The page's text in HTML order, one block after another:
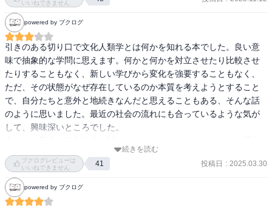
いいねできません
powered by ブクログ
引きのある切り口で文化人類学とは何かを知れる本でした。良い意
味で抽象的な学問に思えます。何かと何かを対立させたり比較させ
たりすることもなく、新しい学びから変化を強要することもなく、
ただ、その状態がなぜ存在しているのか本質を考えようとすること
で、自分たちと意外と地続きなんだと思えることもある、そんな話
のように思いました。最近の社会の流れにも合っているような気が
して、興味深いところでした。
信仰みたいなものですね(笑)。
構造好きにおすすめの本です。
続きを読む
ブクログレビューは
いいねできません
41 投稿日 : 2025.03.30
powered by ブクログ